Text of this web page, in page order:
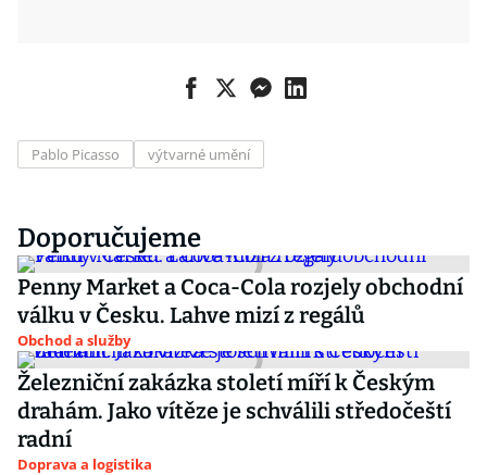
Pablo Picasso výtvarné umění
Doporučujeme
Penny Market a Coca-Cola rozjely obchodní
válku v Česku. Lahve mizí z regálů
Obchod a služby
Železniční zakázka století míří k Českým
drahám. Jako vítěze je schválili středočeští
radní
Doprava a logistika